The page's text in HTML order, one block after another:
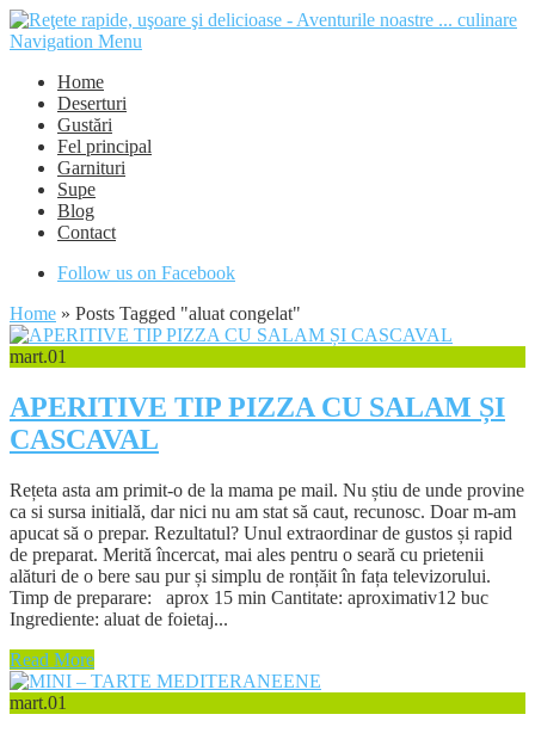
Navigation Menu
Home
Deserturi
Gustări
Fel principal
Garnituri
Supe
Blog
Contact
Follow us on Facebook
Home » Posts Tagged "aluat congelat"
mart.01
APERITIVE TIP PIZZA CU SALAM ȘI
CASCAVAL
Rețeta asta am primit-o de la mama pe mail. Nu știu de unde provine
ca si sursa initială, dar nici nu am stat să caut, recunosc. Doar m-am
apucat să o prepar. Rezultatul? Unul extraordinar de gustos și rapid
de preparat. Merită încercat, mai ales pentru o seară cu prietenii
alături de o bere sau pur și simplu de ronțăit în fața televizorului.
Timp de preparare: aprox 15 min Cantitate: aproximativ12 buc
Ingrediente: aluat de foietaj...
Read More
mart.01